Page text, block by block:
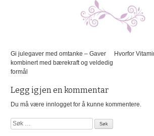
Innleggsnavigasjon
Gi julegaver med omtanke – Gaver
kombinert med bærekraft og veldedig
formål
Hvorfor
Legg igjen en kommentar
Du må være innloggetfor å kunne kommentere.
Søk
etter: